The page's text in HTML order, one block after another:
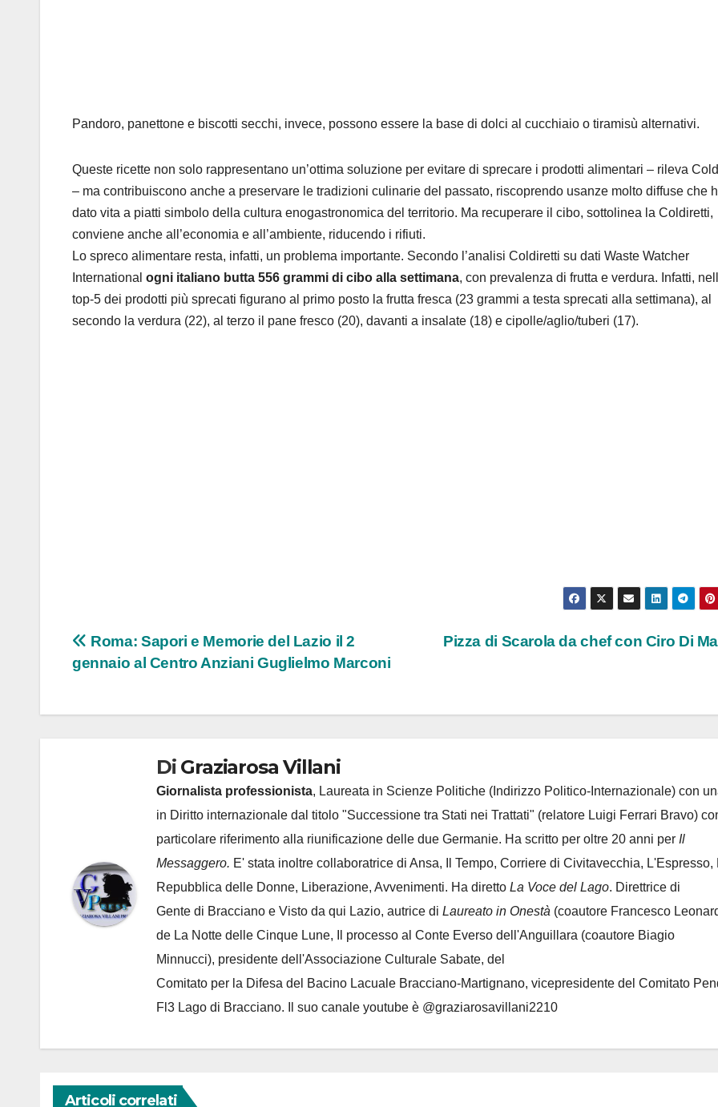
Pandoro, panettone e biscotti secchi, invece, possono essere la base di dolci al cucchiaio o tiramisù alternativi.
Queste ricette non solo rappresentano un’ottima soluzione per evitare di sprecare i prodotti alimentari – rileva
– ma contribuiscono anche a preservare le tradizioni culinarie del passato, riscoprendo usanze molto diffuse che
dato vita a piatti simbolo della cultura enogastronomica del territorio. Ma recuperare il cibo, sottolinea la Coldiretti,
conviene anche all’economia e all’ambiente, riducendo i rifiuti.
Lo spreco alimentare resta, infatti, un problema importante. Secondo l’analisi Coldiretti su dati Waste Watcher
International ogni italiano butta 556 grammi di cibo alla settimana, con prevalenza di frutta e verdura. Infatti,
top-5 dei prodotti più sprecati figurano al primo posto la frutta fresca (23 grammi a testa sprecati alla settimana), al
secondo la verdura (22), al terzo il pane fresco (20), davanti a insalate (18) e cipolle/aglio/tuberi (17).
Navigazione
articoli
Pizza di Scarola da chef con Ciro Di
Roma: Sapori e Memorie del Lazio il 2
gennaio al Centro Anziani Guglielmo Marconi
Di Graziarosa Villani
Giornalista professionista, Laureata in Scienze Politiche (Indirizzo Politico-Internazionale) con
in Diritto internazionale dal titolo "Successione tra Stati nei Trattati" (relatore Luigi Ferrari Bravo)
particolare riferimento alla riunificazione delle due Germanie. Ha scritto per oltre 20 anni per Il
Messaggero. E' stata inoltre collaboratrice di Ansa, Il Tempo, Corriere di Civitavecchia, L'Espresso,
Repubblica delle Donne, Liberazione, Avvenimenti. Ha diretto La Voce del Lago. Direttrice di
Gente di Bracciano e Visto da qui Lazio, autrice di Laureato in Onestà (coautore Francesco
de La Notte delle Cinque Lune, Il processo al Conte Everso dell'Anguillara (coautore Biagio
Minnucci), presidente dell'Associazione Culturale Sabate, del
Comitato per la Difesa del Bacino Lacuale Bracciano-Martignano, vicepresidente del Comitato
Fl3 Lago di Bracciano. Il suo canale youtube è @graziarosavillani2210
Articoli correlati